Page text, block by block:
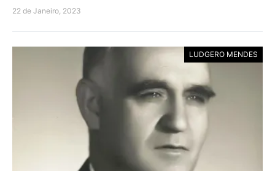
22 de Janeiro, 2023
LUDGERO MENDES